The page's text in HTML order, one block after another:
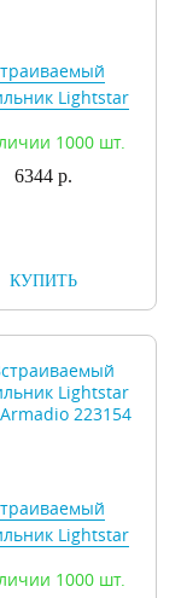
Lightstar
1000 шт.
6344 р.
КУПИТЬ
Lightstar
1000 шт.